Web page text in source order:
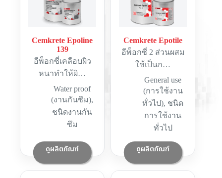
Cemkrete Epoline
139
อีพ็อกซี่เคลือบผิว
หนาทำให้ผิ…
Water proof
(งานกันซึม),
ชนิดงานกัน
ซึม
ดูผลิตภัณฑ์
Cemkrete Epotile
อีพ็อกซี่ 2 ส่วนผสม
ใช้เป็นก…
General use
(การใช้งาน
ทั่วไป), ชนิด
การใช้งาน
ทั่วไป
ดูผลิตภัณฑ์